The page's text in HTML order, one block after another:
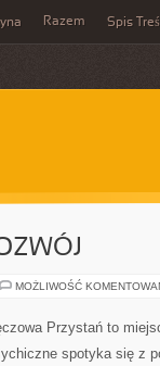
Razem Spis
MOŻLIWOŚĆ
Przystań to
spotyka się z